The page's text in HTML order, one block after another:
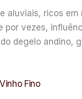
aluviais, ricos
por vezes,
degelo andino,
Fino